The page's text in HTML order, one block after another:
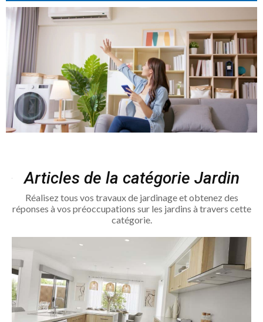
Articles de la catégorie Jardin
Réalisez tous vos travaux de jardinage et obtenez des
réponses à vos préoccupations sur les jardins à travers cette
catégorie.